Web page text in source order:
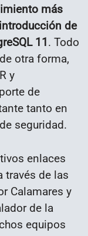
más
de
11. Todo
otra forma,
y
de
tanto en
seguridad.
enlaces
través de las
Calamares y
de la
equipos